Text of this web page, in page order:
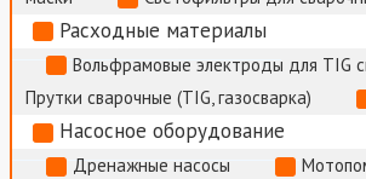
Расходные материалы
Вольфрамовые электроды для TIG
Прутки сварочные (TIG, газосварка)
Насосное оборудование
Дренажные насосы